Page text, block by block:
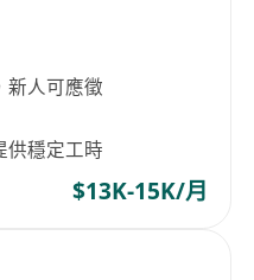
新人可應徵
供穩定工時
$13K-15K/月